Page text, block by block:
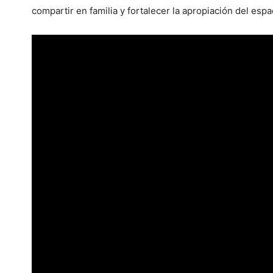
compartir en familia y fortalecer la apropiación del